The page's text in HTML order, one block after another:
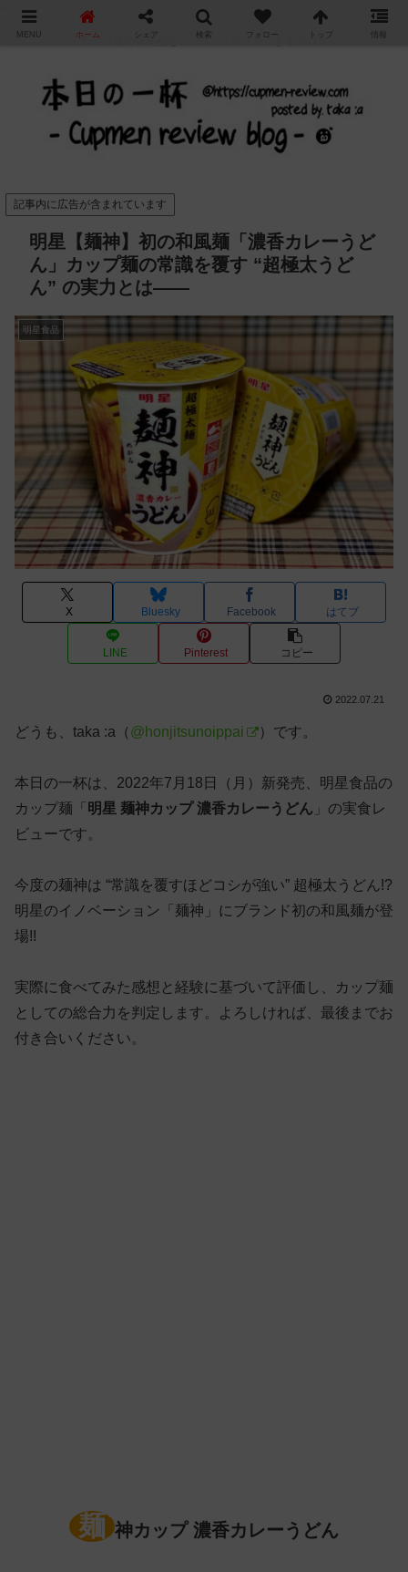
カップ麺の新商品をレビュー / アレンジするブログ
記事内に広告が含まれています
明星【麺神】初の和風麺「濃香カレーうど
ん」カップ麺の常識を覆す “超極太うど
ん” の実力とは——
明星食品
X Bluesky Facebook はてブ
LINE Pinterest コピー
2022.07.21
どうも、taka :a（ @honjitsunoippai ）です。
本日の一杯は、2022年7月18日（月）新発売、明星食品の
カップ麺「 明星 麺神カップ 濃香カレーうどん 」の実食レ
ビューです。
今度の麺神は “常識を覆すほどコシが強い” 超極太うどん!?
明星のイノベーション「麺神」にブランド初の和風麺が登
場!!
実際に食べてみた感想と経験に基づいて評価し、カップ麺
としての総合力を判定します。よろしければ、最後までお
付き合いください。
麺 神カップ 濃香カレーうどん
MENU ホーム シェア 検索 フォロー トップ 情報